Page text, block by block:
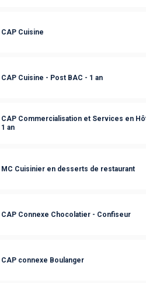
CAP Cuisine
CAP Cuisine - Post BAC - 1 an
CAP Commercialisation et Services en
1 an
MC Cuisinier en desserts de restaurant
CAP Connexe Chocolatier - Confiseur
CAP connexe Boulanger